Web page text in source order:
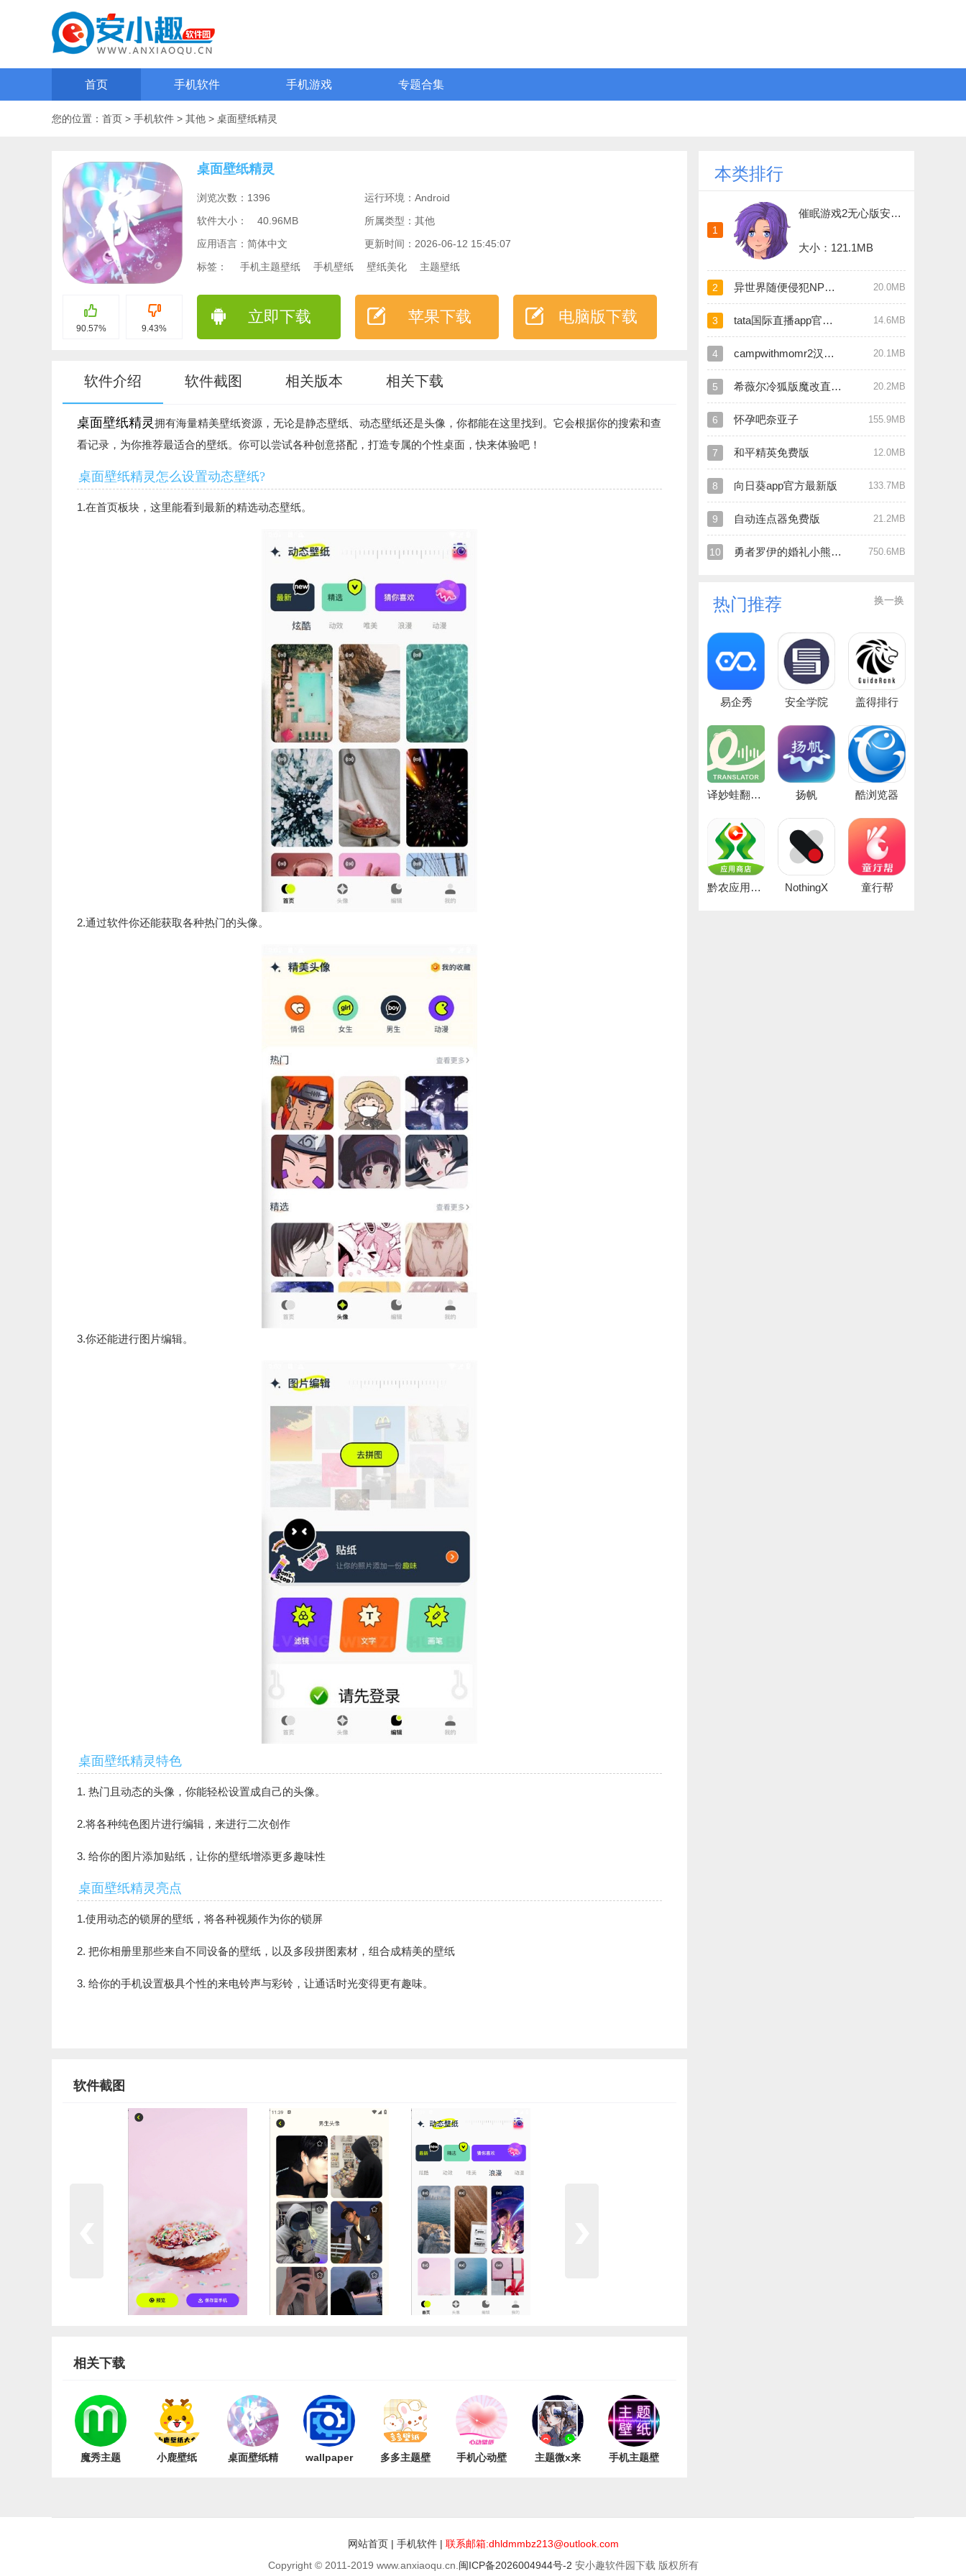
首页 手机软件 手机游戏 专题合集
您的位置： 首页 > 手机软件 > 其他 > 桌面壁纸精灵
90.57% 9.43%
桌面壁纸精灵
浏览次数：1396
运行环境：Android
软件大小：
40.96MB
所属类型：其他
应用语言：简体中文
更新时间：2026-06-12 15:45:07
标签：
手机主题壁纸 手机壁纸 壁纸美化 主题壁纸
立即下载 苹果下载 电脑版下载
软件介绍 软件截图 相关版本 相关下载
桌面壁纸精灵拥有海量精美壁纸资源，无论是静态壁纸、动态壁纸还是头像，你都能在这里找到。它会根据你的搜索和查
看记录，为你推荐最适合的壁纸。你可以尝试各种创意搭配，打造专属的个性桌面，快来体验吧！
桌面壁纸精灵怎么设置动态壁纸?
1.在首页板块，这里能看到最新的精选动态壁纸。
2.通过软件你还能获取各种热门的头像。
3.你还能进行图片编辑。
桌面壁纸精灵特色
1. 热门且动态的头像，你能轻松设置成自己的头像。
2.将各种纯色图片进行编辑，来进行二次创作
3. 给你的图片添加贴纸，让你的壁纸增添更多趣味性
桌面壁纸精灵亮点
1.使用动态的锁屏的壁纸，将各种视频作为你的锁屏
2. 把你相册里那些来自不同设备的壁纸，以及多段拼图素材，组合成精美的壁纸
3. 给你的手机设置极具个性的来电铃声与彩铃，让通话时光变得更有趣味。
软件截图
相关下载
魔秀主题
小鹿壁纸
桌面壁纸精
wallpaper
多多主题壁
手机心动壁
主题微x来
手机主题壁
本类排行
1
催眠游戏2无心版安卓手游正式版
大小：121.1MB
2 异世界随便侵犯NPC直装版 20.0MB
3 tata国际直播app官方版 14.6MB
4 campwithmomr2汉化版 20.1MB
5 希薇尔冷狐版魔改直装版 20.2MB
6 怀孕吧奈亚子 155.9MB
7 和平精英免费版 12.0MB
8 向日葵app官方最新版 133.7MB
9 自动连点器免费版 21.2MB
10 勇者罗伊的婚礼小熊移植版 750.6MB
热门推荐 换一换
易企秀 安全学院 盖得排行
译妙蛙翻译官 扬帆 酷浏览器
黔农应用商店 NothingX 童行帮
网站首页| 手机软件| 联系邮箱:dhldmmbz213@outlook.com
Copyright © 2011-2019 www.anxiaoqu.cn. 闽ICP备2026004944号-2 安小趣软件园下载 版权所有